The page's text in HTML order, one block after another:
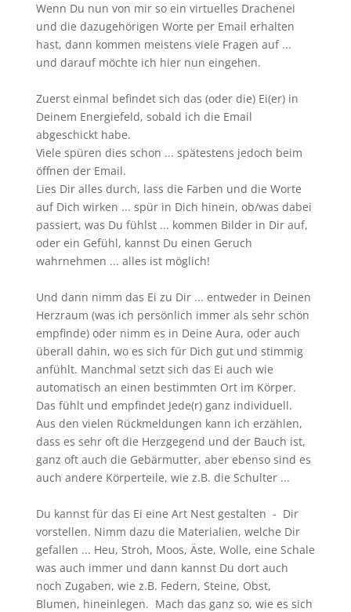
Wenn Du nun von mir so ein virtuelles Drachenei
und die dazugehörigen Worte per Email erhalten
hast, dann kommen meistens viele Fragen auf ...
und darauf möchte ich hier nun eingehen.
Zuerst einmal befindet sich das (oder die) Ei(er) in
Deinem Energiefeld, sobald ich die Email
abgeschickt habe.
Viele spüren dies schon ... spätestens jedoch beim
öffnen der Email.
Lies Dir alles durch, lass die Farben und die Worte
auf Dich wirken ... spür in Dich hinein, ob/was dabei
passiert, was Du fühlst ... kommen Bilder in Dir auf,
oder ein Gefühl, kannst Du einen Geruch
wahrnehmen ... alles ist möglich!
Und dann nimm das Ei zu Dir ... entweder in Deinen
Herzraum (was ich persönlich immer als sehr schön
empfinde) oder nimm es in Deine Aura, oder auch
überall dahin, wo es sich für Dich gut und stimmig
anfühlt. Manchmal setzt sich das Ei auch wie
automatisch an einen bestimmten Ort im Körper.
Das fühlt und empfindet Jede(r) ganz individuell.
Aus den vielen Rückmeldungen kann ich erzählen,
dass es sehr oft die Herzgegend und der Bauch ist,
ganz oft auch die Gebärmutter, aber ebenso sind es
auch andere Körperteile, wie z.B. die Schulter ...
Du kannst für das Ei eine Art Nest gestalten - Dir
vorstellen. Nimm dazu die Materialien, welche Dir
gefallen ... Heu, Stroh, Moos, Äste, Wolle, eine Schale
was auch immer und dann kannst Du dort auch
noch Zugaben, wie z.B. Federn, Steine, Obst,
Blumen, hineinlegen. Mach das ganz so, wie es sich